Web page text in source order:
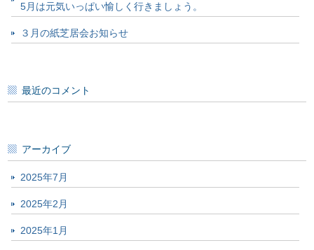
5月は元気いっぱい愉しく行きましょう。
３月の紙芝居会お知らせ
最近のコメント
アーカイブ
2025年7月
2025年2月
2025年1月